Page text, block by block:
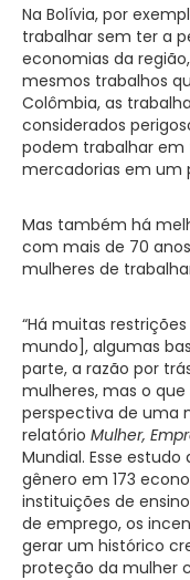
Na Bolívia, por
trabalhar sem ter a
economias da
mesmos trabalhos
Colômbia, as
considerados
podem trabalhar em
mercadorias em um
Mas também há
com mais de 70
mulheres de
“Há muitas
mundo], algumas
parte, a razão por
mulheres, mas o
perspectiva de uma
relatório Mulher,
Mundial. Esse
gênero em 173
instituições de
de emprego, os
gerar um histórico
proteção da mulher